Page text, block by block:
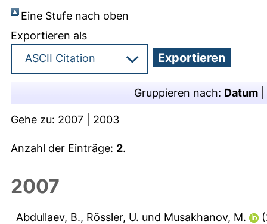
Eine Stufe nach oben
Exportieren als
Gruppieren nach: Datum
Gehe zu: 2007 2003
Anzahl der Einträge: 2.
2007
Abdullaev, B., Rössler, U. und Musakhanov, M.